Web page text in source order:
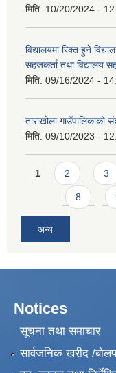
मिति: 10/20/2024 -
विद्यालयमा रिक्त हुने
सहजकर्ता तथा विद्यालय
मिति: 09/16/2024 -
ताराखोला गाउँपालिकाको
मिति: 09/10/2023 -
Pages
1 2 3
8
अन्य
Notices
सूचना तथा समाचार
सार्वजनिक खरीद /